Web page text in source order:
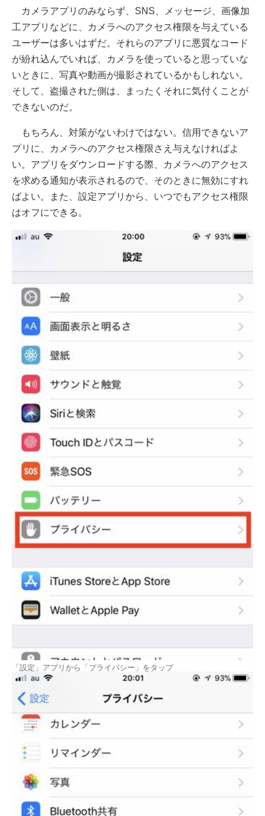
カメラアプリのみならず、SNS、メッセージ、画像加
工アプリなどに、カメラへのアクセス権限を与えている
ユーザーは多いはずだ。それらのアプリに悪質なコード
が紛れ込んでいれば、カメラを使っていると思っていな
いときに、写真や動画が撮影されているかもしれない。
そして、盗撮された側は、まったくそれに気付くことが
できないのだ。
もちろん、対策がないわけではない。信用できないア
プリに、カメラへのアクセス権限さえ与えなければよ
い。アプリをダウンロードする際、カメラへのアクセス
を求める通知が表示されるので、そのときに無効にすれ
ばよい。また、設定アプリから、いつでもアクセス権限
はオフにできる。
「設定」アプリから「プライバシー」をタップ